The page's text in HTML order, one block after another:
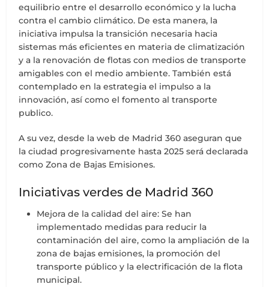
equilibrio entre el desarrollo económico y la lucha
contra el cambio climático. De esta manera, la
iniciativa impulsa la transición necesaria hacia
sistemas más eficientes en materia de climatización
y a la renovación de flotas con medios de transporte
amigables con el medio ambiente. También está
contemplado en la estrategia el impulso a la
innovación, así como el fomento al transporte
publico.
A su vez, desde la web de Madrid 360 aseguran que
la ciudad progresivamente hasta 2025 será declarada
como Zona de Bajas Emisiones.
Iniciativas verdes de Madrid 360
Mejora de la calidad del aire: Se han
implementado medidas para reducir la
contaminación del aire, como la ampliación de la
zona de bajas emisiones, la promoción del
transporte público y la electrificación de la flota
municipal.